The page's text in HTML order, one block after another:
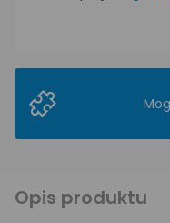
Opis produktu